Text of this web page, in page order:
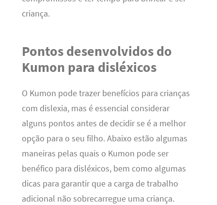
criança.
Pontos desenvolvidos do
Kumon para disléxicos
O Kumon pode trazer benefícios para crianças
com dislexia, mas é essencial considerar
alguns pontos antes de decidir se é a melhor
opção para o seu filho. Abaixo estão algumas
maneiras pelas quais o Kumon pode ser
benéfico para disléxicos, bem como algumas
dicas para garantir que a carga de trabalho
adicional não sobrecarregue uma criança.